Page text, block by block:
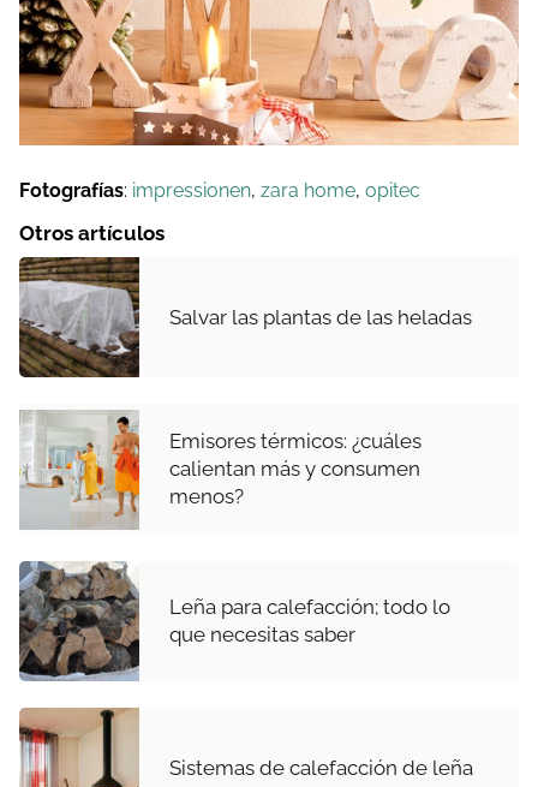
Fotografías: impressionen, zara home, opitec
Otros artículos
Salvar las plantas de las heladas
Emisores térmicos: ¿cuáles
calientan más y consumen
menos?
Leña para calefacción; todo lo
que necesitas saber
Sistemas de calefacción de leña